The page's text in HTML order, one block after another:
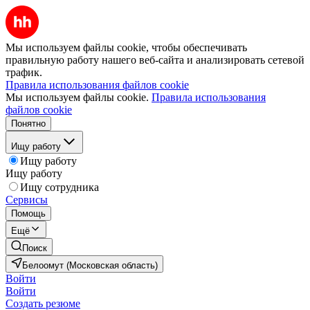
Мы используем файлы cookie, чтобы обеспечивать
правильную работу нашего веб-сайта и анализировать сетевой
трафик.
Правила использования файлов cookie
Мы используем файлы cookie. Правила использования
файлов cookie
Понятно
Ищу работу
Ищу работу
Ищу работу
Ищу сотрудника
Сервисы
Помощь
Ещё
Поиск
Белоомут (Московская область)
Войти
Войти
Создать резюме